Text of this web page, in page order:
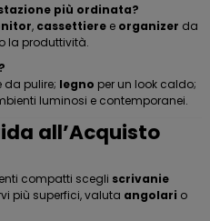
più ordinata?
, cassettiere e organizer da
la produttività.
da pulire; legno per un look caldo;
luminosi e contemporanei.
all’Acquisto
compatti scegli scrivanie
più superfici, valuta angolari o